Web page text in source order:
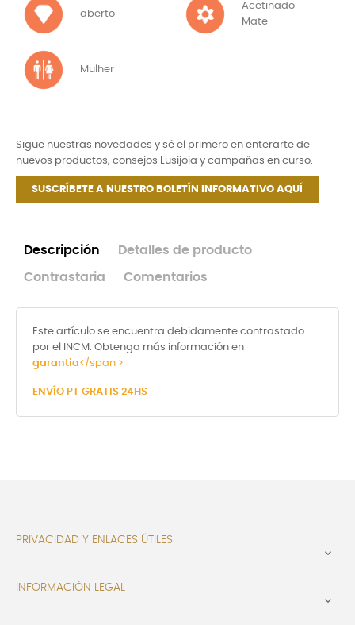
aberto
Acetinado
Mate
Mulher
Sigue nuestras novedades y sé el primero en enterarte de
nuevos productos, consejos Lusijoia y campañas en curso.
SUSCRÍBETE A NUESTRO BOLETÍN INFORMATIVO AQUÍ
Descripción Detalles de producto
Contrastaria Comentarios
Este artículo se encuentra debidamente contrastado
por el INCM. Obtenga más información en
garantia</span >
ENVÍO PT GRATIS 24HS
PRIVACIDAD Y ENLACES ÚTILES

INFORMACIÓN LEGAL
